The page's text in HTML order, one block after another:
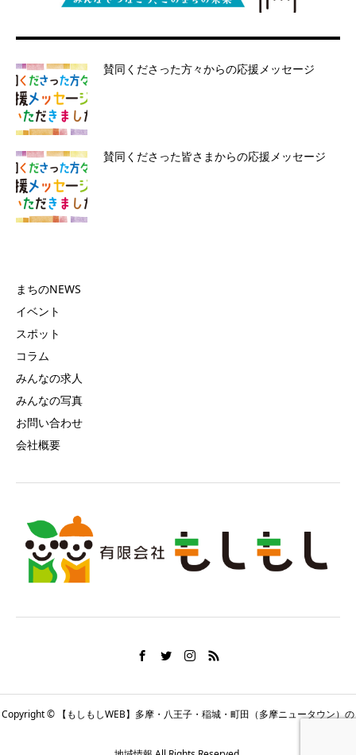
賛同くださった方々からの応援メッセージ
賛同くださった皆さまからの応援メッセージ
まちのNEWS
イベント
スポット
コラム
みんなの求人
みんなの写真
お問い合わせ
会社概要
Copyright © 【もしもしWEB】多摩・八王子・稲城・町田（多摩ニュータウン）の